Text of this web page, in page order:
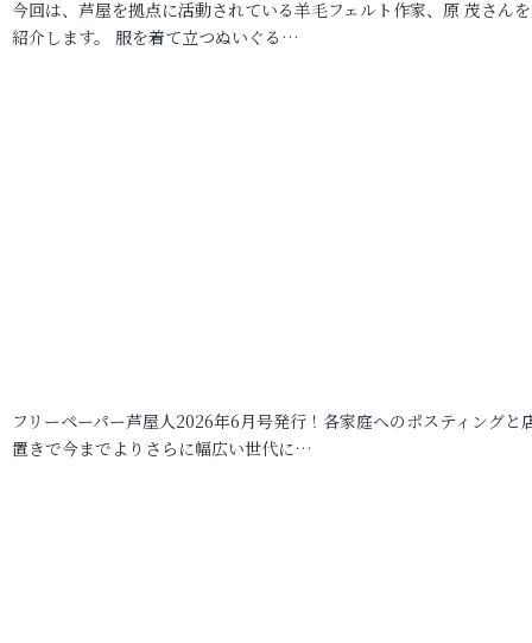
今回は、芦屋を拠点に活動されている羊毛フェルト作家、原 茂さん
紹介します。 服を着て立つぬいぐる…
フリーペーパー芦屋人2026年6月号発行！各家庭へのポスティングと
置きで今までよりさらに幅広い世代に…